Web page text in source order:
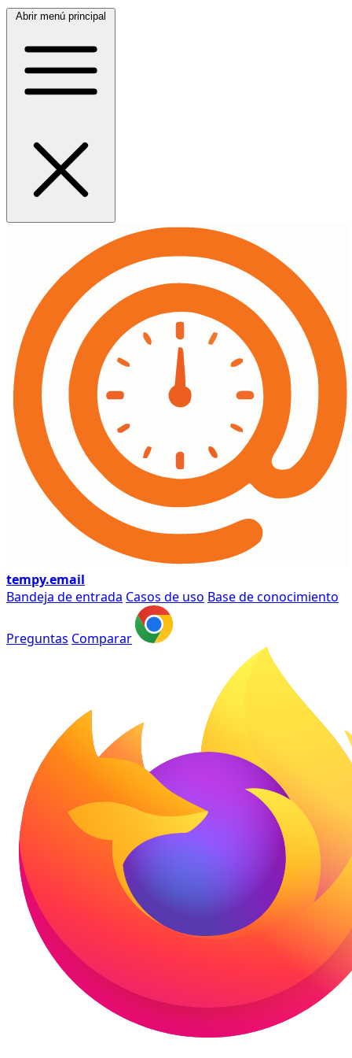
Abrir menú principal
tempy.email
Bandeja de entrada Casos de uso Base de conocimiento
Preguntas Comparar